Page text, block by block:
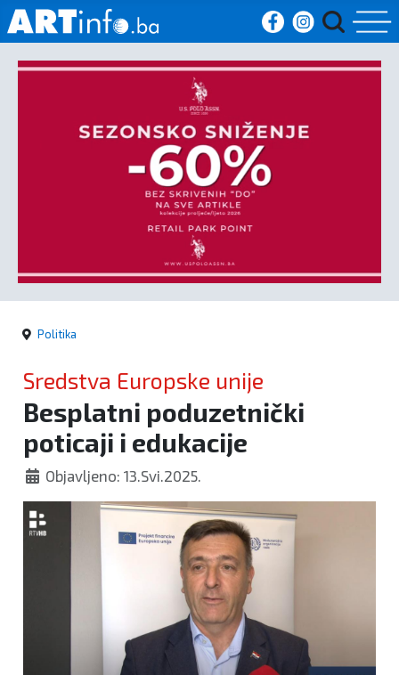
Početna
Vijesti
Crna
kronika
Politika
Zanimljivosti
Politika
Sredstva Europske unije
Besplatni poduzetnički
poticaji i edukacije
Objavljeno: 13.Svi.2025.